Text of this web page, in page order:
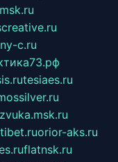
c.ru
tesiaes.ru
orior-aks.ru
flatnsk.ru